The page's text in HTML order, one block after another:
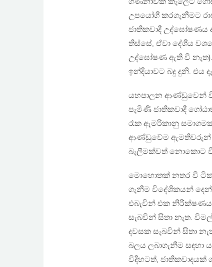
උපයෝගී කරගැනීමට
ජාතිකවාදී උද්ඝෝෂණය
තිස්සේ, ඒවා දේශීය
උද්ඝෝෂණ ඇති වී
ඉන්දියාවට බදු දුනි. එය
යහපාලන ආණ්ඩුවෙන්
පැමිණි ජාතිකවාදී
රෑක ඇමරිකානු
ආණ්ඩුවේම ඇමතිවරුන්
බැලීමක්වත් නොකොට
මොහොතක් නතර වී
ගැනීම විදේශිකයන්
එබැවින් එක
සැබවින් සිතා නැත.
දවසක සැබවින් සිතා
බලය ලබාගැනීම
විදිහටත්,